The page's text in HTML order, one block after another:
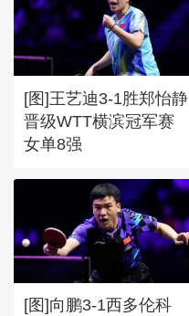
[图]王艺迪3-1胜郑怡静
晋级WTT横滨冠军赛
女单8强
[图]向鹏3-1西多伦科